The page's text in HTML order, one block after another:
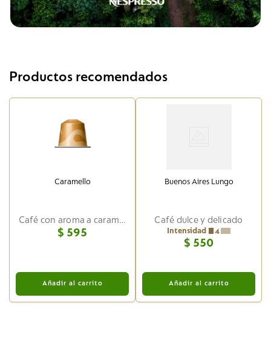
Productos recomendados
Caramello
Café con aroma a caramelo
$ 595
Añadir al carrito
Buenos Aires Lungo
Café dulce y delicado
Intensidad 4
$ 550
Añadir al carrito